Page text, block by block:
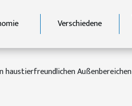
Verschiedene
haustierfreundlichen Außenbereichen